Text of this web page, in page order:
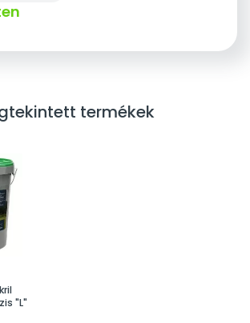
termékek
"L"